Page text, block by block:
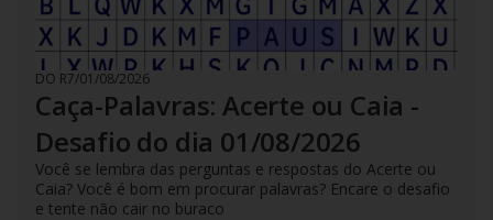
DO R7/01/08/2026
Caça-Palavras: Acerte ou Caia -
Desafio do dia 01/08/2026
Você se lembra das perguntas e respostas do Acerte ou
Caia? Você é bom em procurar palavras? Encare o desafio
e tente não cair no buraco